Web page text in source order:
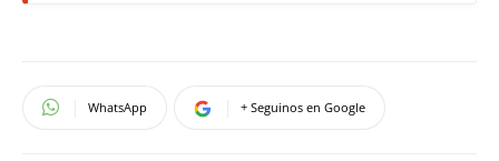
WhatsApp + Seguinos en Google